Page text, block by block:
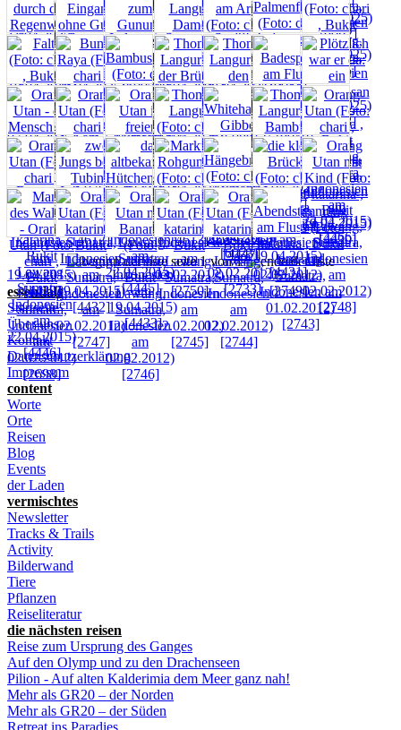
seite 1 von 1
essentials
Startseite
Über uns
Kontakt
Datenschutzerklärung
Impressum
content
Worte
Orte
Reisen
Blog
Events
der Laden
vermischtes
Newsletter
Tracks & Trails
Activity
Bilderwand
Tiere
Pflanzen
Reiseliteratur
die nächsten reisen
Reise zum Ursprung des Ganges
Auf den Olymp und zu den Drachenseen
Pilion - Auf alten Kalderimia dem Meer ganz nah!
Mehr als GR20 – der Norden
Mehr als GR20 – der Süden
Retreat ins Paradies